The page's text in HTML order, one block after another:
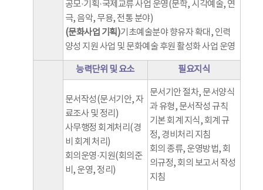
공모·기획·국제교류 사업 운영(문학, 시각예술, 연
극, 음악, 무용, 전통 분야)
(문화사업 기획)기초예술분야 향유자 확대, 인력
양성 지원 사업 및 문화예술 후원 활성화 사업 운영
능력단위 및 요소 필요지식
문서작성(문서기안, 자
료조사 및 정리)
사무행정 회계처리(경
비 회계 처리)
회의운영·지원(회의준
비, 운영, 정리)
문서기안 절차, 문서양식
과 유형, 문서작성 규칙
기본 회계 지식, 회계 규
정, 경비처리 지침
회의 종류, 운영방법, 회
의규정, 회의 보고서 작성
지침